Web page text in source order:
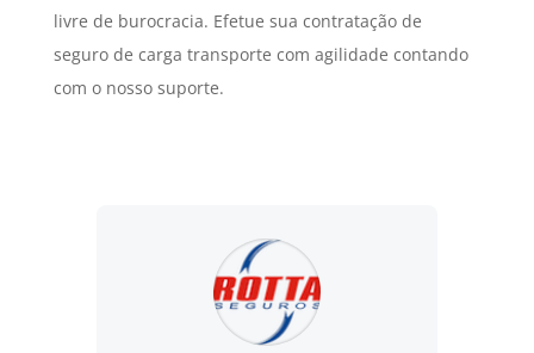
livre de burocracia. Efetue sua contratação de
seguro de carga transporte com agilidade contando
com o nosso suporte.